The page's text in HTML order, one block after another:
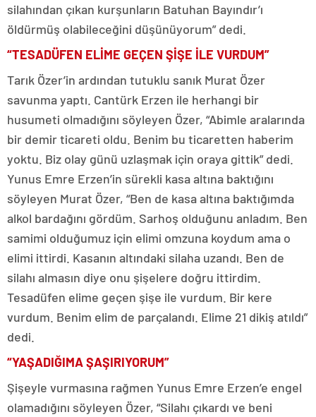
silahından çıkan kurşunların Batuhan Bayındır’ı
öldürmüş olabileceğini düşünüyorum” dedi.
“TESADÜFEN ELİME GEÇEN ŞİŞE İLE VURDUM”
Tarık Özer’in ardından tutuklu sanık Murat Özer
savunma yaptı. Cantürk Erzen ile herhangi bir
husumeti olmadığını söyleyen Özer, “Abimle aralarında
bir demir ticareti oldu. Benim bu ticaretten haberim
yoktu. Biz olay günü uzlaşmak için oraya gittik” dedi.
Yunus Emre Erzen’in sürekli kasa altına baktığını
söyleyen Murat Özer, “Ben de kasa altına baktığımda
alkol bardağını gördüm. Sarhoş olduğunu anladım. Ben
samimi olduğumuz için elimi omzuna koydum ama o
elimi ittirdi. Kasanın altındaki silaha uzandı. Ben de
silahı almasın diye onu şişelere doğru ittirdim.
Tesadüfen elime geçen şişe ile vurdum. Bir kere
vurdum. Benim elim de parçalandı. Elime 21 dikiş atıldı”
dedi.
“YAŞADIĞIMA ŞAŞIRIYORUM”
Şişeyle vurmasına rağmen Yunus Emre Erzen’e engel
olamadığını söyleyen Özer, “Silahı çıkardı ve beni